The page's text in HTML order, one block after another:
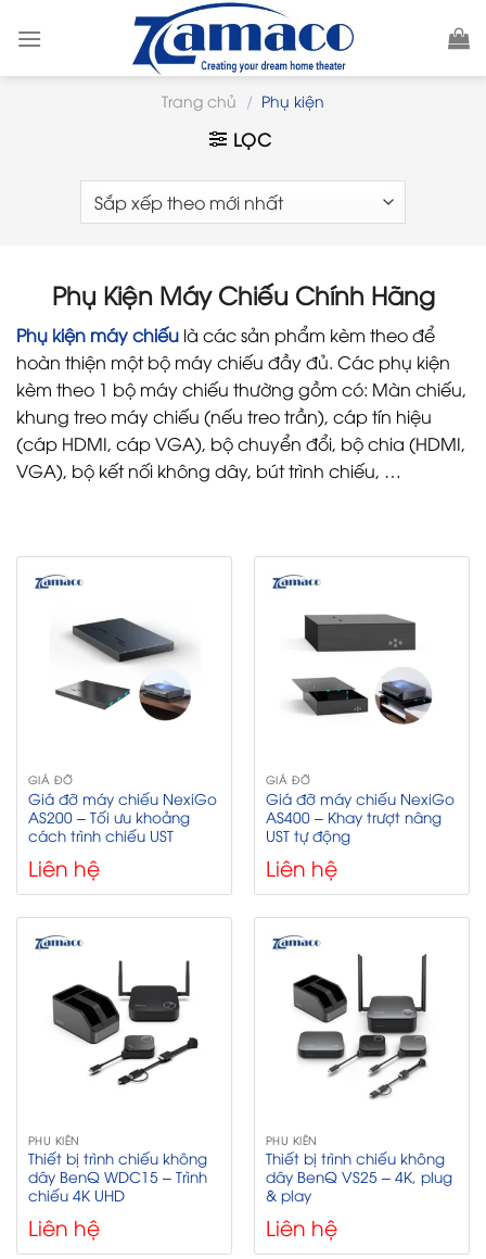
Trang chủ / Phụ kiện
LỌC
Phụ Kiện Máy Chiếu Chính Hãng
Phụ kiện máy chiếu là các sản phẩm kèm theo để
hoàn thiện một bộ máy chiếu đầy đủ. Các phụ kiện
kèm theo 1 bộ máy chiếu thường gồm có: Màn chiếu,
khung treo máy chiếu (nếu treo trần), cáp tín hiệu
(cáp HDMI, cáp VGA), bộ chuyển đổi, bộ chia (HDMI,
VGA), bộ kết nối không dây, bút trình chiếu, …
GIÁ ĐỠ
Giá đỡ máy chiếu NexiGo
AS200 – Tối ưu khoảng
cách trình chiếu UST
Liên hệ
GIÁ ĐỠ
Giá đỡ máy chiếu NexiGo
AS400 – Khay trượt nâng
UST tự động
Liên hệ
PHỤ KIỆN
Thiết bị trình chiếu không
dây BenQ WDC15 – Trình
chiếu 4K UHD
Liên hệ
PHỤ KIỆN
Thiết bị trình chiếu không
dây BenQ VS25 – 4K, plug
& play
Liên hệ